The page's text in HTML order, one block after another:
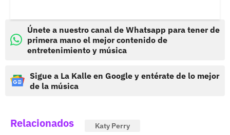
Únete a nuestro canal de Whatsapp para tener de
primera mano el mejor contenido de
entretenimiento y música
Sigue a La Kalle en Google y entérate de lo mejor
de la música
Relacionados Katy Perry